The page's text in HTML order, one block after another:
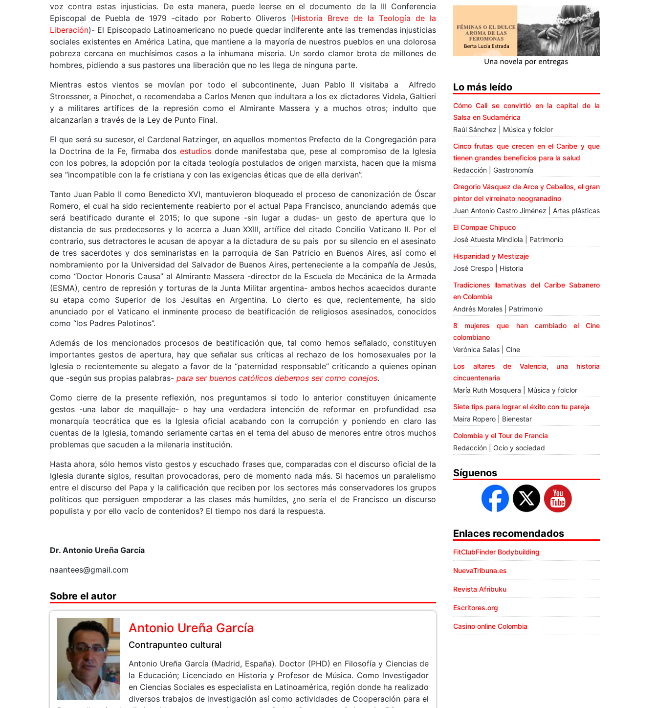
voz contra estas injusticias. De esta manera, puede leerse en el documento de la III Conferencia
Episcopal de Puebla de 1979 -citado por Roberto Oliveros (Historia Breve de la Teología de la
Liberación)- El Episcopado Latinoamericano no puede quedar indiferente ante las tremendas injusticias
sociales existentes en América Latina, que mantiene a la mayoría de nuestros pueblos en una dolorosa
pobreza cercana en muchísimos casos a la inhumana miseria. Un sordo clamor brota de millones de
hombres, pidiendo a sus pastores una liberación que no les llega de ninguna parte.
Mientras estos vientos se movían por todo el subcontinente, Juan Pablo II visitaba a Alfredo
Stroessner, a Pinochet, o recomendaba a Carlos Menen que indultara a los ex dictadores Videla, Galtieri
y a militares artífices de la represión como el Almirante Massera y a muchos otros; indulto que
alcanzarían a través de la Ley de Punto Final.
El que será su sucesor, el Cardenal Ratzinger, en aquellos momentos Prefecto de la Congregación para
la Doctrina de la Fe, firmaba dos estudios donde manifestaba que, pese al compromiso de la Iglesia
con los pobres, la adopción por la citada teología postulados de origen marxista, hacen que la misma
sea “incompatible con la fe cristiana y con las exigencias éticas que de ella derivan”.
Tanto Juan Pablo II como Benedicto XVI, mantuvieron bloqueado el proceso de canonización de Óscar
Romero, el cual ha sido recientemente reabierto por el actual Papa Francisco, anunciando además que
será beatificado durante el 2015; lo que supone -sin lugar a dudas- un gesto de apertura que lo
distancia de sus predecesores y lo acerca a Juan XXIII, artífice del citado Concilio Vaticano II. Por el
contrario, sus detractores le acusan de apoyar a la dictadura de su país por su silencio en el asesinato
de tres sacerdotes y dos seminaristas en la parroquia de San Patricio en Buenos Aires, así como el
nombramiento por la Universidad del Salvador de Buenos Aires, perteneciente a la compañía de Jesús,
como “Doctor Honoris Causa” al Almirante Massera -director de la Escuela de Mecánica de la Armada
(ESMA), centro de represión y torturas de la Junta Militar argentina- ambos hechos acaecidos durante
su etapa como Superior de los Jesuitas en Argentina. Lo cierto es que, recientemente, ha sido
anunciado por el Vaticano el inminente proceso de beatificación de religiosos asesinados, conocidos
como “los Padres Palotinos”.
Además de los mencionados procesos de beatificación que, tal como hemos señalado, constituyen
importantes gestos de apertura, hay que señalar sus críticas al rechazo de los homosexuales por la
Iglesia o recientemente su alegato a favor de la “paternidad responsable” criticando a quienes opinan
que -según sus propias palabras- para ser buenos católicos debemos ser como conejos.
Como cierre de la presente reflexión, nos preguntamos si todo lo anterior constituyen únicamente
gestos -una labor de maquillaje- o hay una verdadera intención de reformar en profundidad esa
monarquía teocrática que es la Iglesia oficial acabando con la corrupción y poniendo en claro las
cuentas de la Iglesia, tomando seriamente cartas en el tema del abuso de menores entre otros muchos
problemas que sacuden a la milenaria institución.
Hasta ahora, sólo hemos visto gestos y escuchado frases que, comparadas con el discurso oficial de la
Iglesia durante siglos, resultan provocadoras, pero de momento nada más. Si hacemos un paralelismo
entre el discurso del Papa y la calificación que reciben por los sectores más conservadores los grupos
políticos que persiguen empoderar a las clases más humildes, ¿no sería el de Francisco un discurso
populista y por ello vacío de contenidos? El tiempo nos dará la respuesta.
Dr. Antonio Ureña García
naantees@gmail.com
Sobre el autor
Antonio Ureña García
Contrapunteo cultural
Antonio Ureña García (Madrid, España). Doctor (PHD) en Filosofía y Ciencias de
la Educación; Licenciado en Historia y Profesor de Música. Como Investigador
en Ciencias Sociales es especialista en Latinoamérica, región donde ha realizado
diversos trabajos de investigación así como actividades de Cooperación para el
Lo más leído
Cómo Cali se convirtió en la capital de la
Salsa en Sudamérica
Raúl Sánchez | Música y folclor
Cinco frutas que crecen en el Caribe y que
tienen grandes beneficios para la salud
Redacción | Gastronomía
Gregorio Vásquez de Arce y Ceballos, el gran
pintor del virreinato neogranadino
Juan Antonio Castro Jiménez | Artes plásticas
El Compae Chipuco
José Atuesta Mindiola | Patrimonio
Hispanidad y Mestizaje
José Crespo | Historia
Tradiciones llamativas del Caribe Sabanero
en Colombia
Andrés Morales | Patrimonio
8 mujeres que han cambiado el Cine
colombiano
Verónica Salas | Cine
Los altares de Valencia, una historia
cincuentenaria
María Ruth Mosquera | Música y folclor
Siete tips para lograr el éxito con tu pareja
Maira Ropero | Bienestar
Colombia y el Tour de Francia
Redacción | Ocio y sociedad
Síguenos
Enlaces recomendados
FitClubFinder Bodybuilding
NuevaTribuna.es
Revista Afribuku
Escritores.org
Casino online Colombia